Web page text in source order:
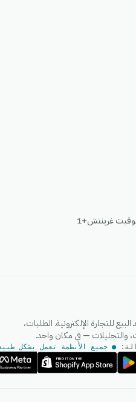
للتجارة الإلكترونية. الطلبات،
والتحليلات — في مكان واحد.
● جميع الأنظمة تعمل بشكل